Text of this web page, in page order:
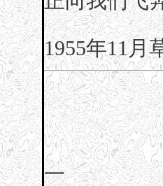
1955年11
一